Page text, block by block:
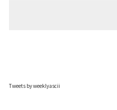
Tweets by weeklyascii